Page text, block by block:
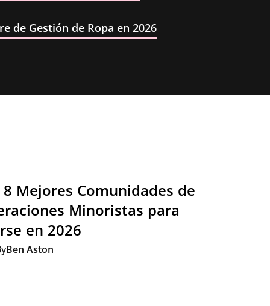
de Gestión de Ropa en 2026
8 Mejores Comunidades de
Minoristas para
en 2026
Ben Aston